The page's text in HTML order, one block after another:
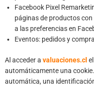
Facebook Pixel
páginas de productos
a las preferencias en
Eventos: pedidos y
Al acceder a valuaciones.cl
automáticamente una
automática, una